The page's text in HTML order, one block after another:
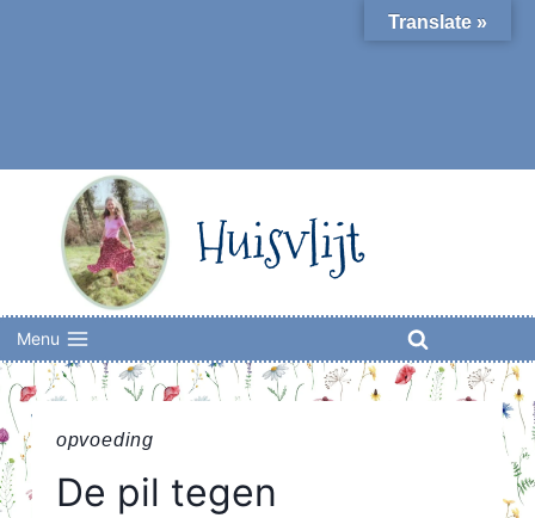
Huisvlijt
Menu
opvoeding
De pil tegen
Translate »